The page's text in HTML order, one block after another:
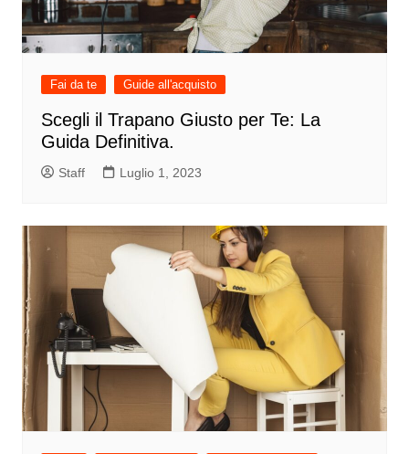
Fai da te Guide all'acquisto
Scegli il Trapano Giusto per Te: La
Guida Definitiva.
Staff Luglio 1, 2023